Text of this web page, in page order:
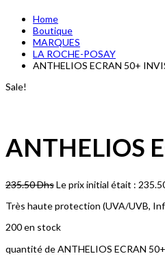
Home
Boutique
MARQUES
LA ROCHE-POSAY
ANTHELIOS ECRAN 50+
Sale!
ANTHELIOS
235.50DhsLe prix initial était :
Très haute protection (UVA/UVB,
200 en stock
quantité de ANTHELIOS ECRAN